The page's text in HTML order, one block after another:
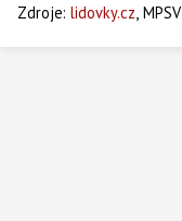
Zdroje: lidovky.cz MPSV